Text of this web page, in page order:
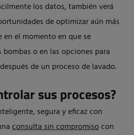
los datos, también verá
de optimizar aún más
en el momento en que se
o en las opciones para
de un proceso de lavado.
sus procesos?
segura y eficaz con
consulta sin compromisocon